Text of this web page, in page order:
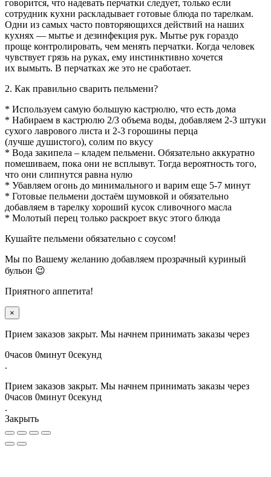
говорится, что надевать перчатки следует, только если
сотрудник кухни раскладывает готовые блюда по тарелкам.
Одни из самых часто повторяющихся действий на наших
кухнях — мытье и дезинфекция рук. Мытье рук гораздо
проще контролировать, чем менять перчатки. Когда человек
чувствует грязь на руках, ему инстинктивно хочется
их вымыть. В перчатках же это не сработает.
2. Как правильно сварить пельмени?
* Используем самую большую кастрюлю, что есть дома
* Набираем в кастрюлю 2/3 объема воды, добавляем 2-3 штуки
сухого лаврового листа и 2-3 горошины перца
(лучше душистого), солим по вкусу
* Вода закипела – кладем пельмени. Обязательно аккуратно
помешиваем, пока они не всплывут. Тогда вероятность того,
что они слипнутся равна нулю
* Убавляем огонь до минимального и варим еще 5-7 минут
* Готовые пельмени достаём шумовкой и обязательно
добавляем в тарелку хороший кусок сливочного масла
* Молотый перец только раскроет вкус этого блюда
Кушайте пельмени обязательно с соусом!
Мы по Вашему желанию добавляем прозрачный куриный
бульон 😉
Приятного аппетита!
×
Прием заказов закрыт. Мы начнем принимать заказы через
0часов 0минут 0секунд
.
Прием заказов закрыт. Мы начнем принимать заказы через
0часов 0минут 0секунд
.
Закрыть